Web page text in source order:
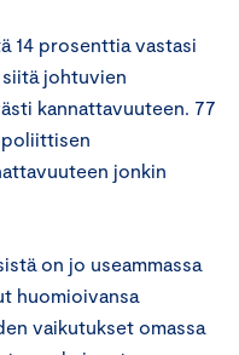
14 prosenttia vastasi
johtuvien
kannattavuuteen. 77
jonkin
on jo useammassa
huomioivansa
vaikutukset omassa